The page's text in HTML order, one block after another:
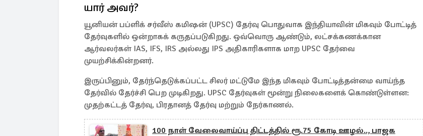
யார் அவர்?
யூனியன் பப்ளிக் சர்வீஸ் கமிஷன் (UPSC) தேர்வு பொதுவாக இந்தியாவின் மிகவும் போட்டித்
தேர்வுகளில் ஒன்றாகக் கருதப்படுகிறது. ஒவ்வொரு ஆண்டும், லட்சக்கணக்கான
ஆர்வலர்கள் IAS, IFS, IRS அல்லது IPS அதிகாரிகளாக மாற UPSC தேர்வை
முயற்சிக்கின்றனர்.
இருப்பினும், தேர்ந்தெடுக்கப்பட்ட சிலர் மட்டுமே இந்த மிகவும் போட்டித்தன்மை வாய்ந்த
தேர்வில் தேர்ச்சி பெற முடிகிறது. UPSC தேர்வுகள் மூன்று நிலைகளைக் கொண்டுள்ளன:
முதற்கட்டத் தேர்வு, பிரதானத் தேர்வு மற்றும் நேர்காணல்.
100 நாள் வேலைவாய்ப்பு திட்டத்தில் ரூ.75 கோடி ஊழல்.., பாஜக